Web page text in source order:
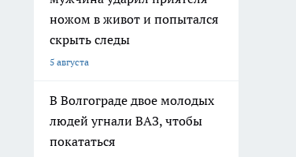
ножом в живот и попытался
скрыть следы
5 августа
В Волгограде двое молодых
людей угнали ВАЗ, чтобы
покататься